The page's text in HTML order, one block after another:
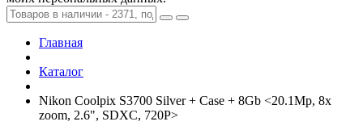
Главная
Каталог
Nikon Coolpix S3700 Silver +­ Case +­ 8Gb <20.1Mp, 8x
zoom, 2.6", SDXC, 720P>